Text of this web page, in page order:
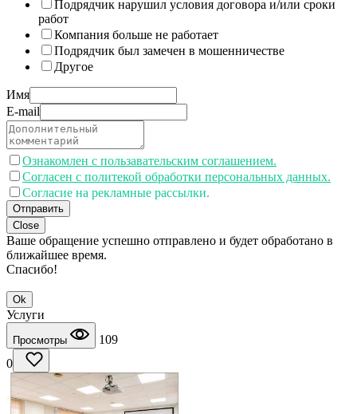
Подрядчик нарушил условия договора и/или сроки
работ
Компания больше не работает
Подрядчик был замечен в мошенничестве
Другое
Имя
E-mail
Ознакомлен с пользавательским соглашением.
Согласен с политекой обработки персональных данных.
Согласие на рекламные рассылки.
Отправить
Close
Ваше обращение успешно отправлено и будет обработано в
ближайшее время.
Спасибо!
Ok
Услуги
Просмотры
109
0